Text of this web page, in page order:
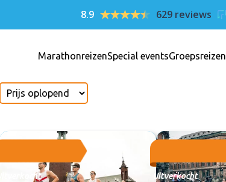
8.9 629 reviews
MarathonreizenSpecial eventsGroepsreizen
Uitverkocht Uitverkocht